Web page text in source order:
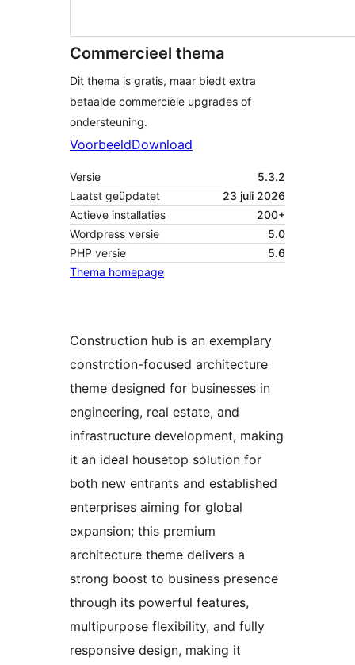
Commercieel thema
Dit thema is gratis, maar biedt extra
betaalde commerciële upgrades of
ondersteuning.
VoorbeeldDownload
Versie
5.3.2
Laatst geüpdatet
23 juli 2026
Actieve installaties
200+
Wordpress versie
5.0
PHP versie
5.6
Thema homepage
Construction hub is an exemplary
constrction-focused architecture
theme designed for businesses in
engineering, real estate, and
infrastructure development, making
it an ideal housetop solution for
both new entrants and established
enterprises aiming for global
expansion; this premium
architecture theme delivers a
strong boost to business presence
through its powerful features,
multipurpose flexibility, and fully
responsive design, making it